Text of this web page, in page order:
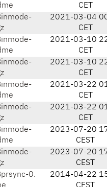
CET
2021-03-04
CET
2021-03-10
CET
2021-03-10
CET
2021-03-22
CET
2021-03-22
CET
2023-07-20
CEST
2023-07-20
CEST
0.
2014-04-22